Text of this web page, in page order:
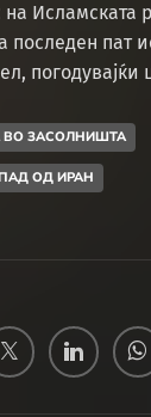
на Исламската
последен пат
ВО ЗАСОЛНИШТА
ОД ИРАН